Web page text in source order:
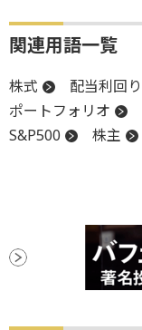
関連用語一覧
株式 配当利回り
ポートフォリオ
S&P500
株主